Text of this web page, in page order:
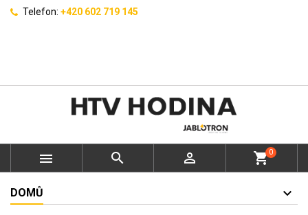
Telefon: +420 602 719 145
   shopping_cart0
DOMŮ